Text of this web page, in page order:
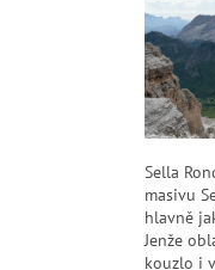
Sella
masivu
hlavně
Jenže
kouzlo i